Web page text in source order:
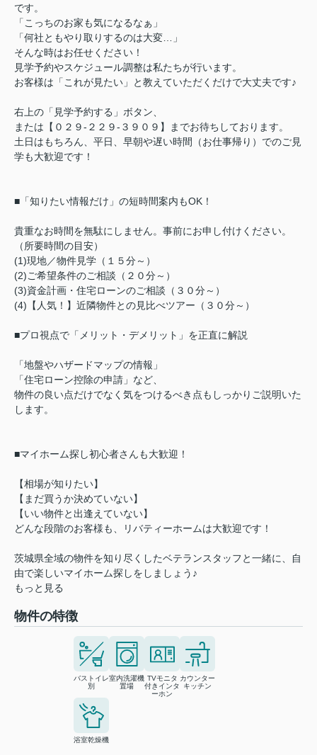
です。
「こっちのお家も気になるなぁ」
「何社ともやり取りするのは大変…」
そんな時はお任せください！
見学予約やスケジュール調整は私たちが行います。
お客様は「これが見たい」と教えていただくだけで大丈夫です♪
右上の「見学予約する」ボタン、
または【０２９-２２９-３９０９】までお待ちしております。
土日はもちろん、平日、早朝や遅い時間（お仕事帰り）でのご見
学も大歓迎です！
■「知りたい情報だけ」の短時間案内もOK！
貴重なお時間を無駄にしません。事前にお申し付けください。
（所要時間の目安）
(1)現地／物件見学（１５分～）
(2)ご希望条件のご相談（２０分～）
(3)資金計画・住宅ローンのご相談（３０分～）
(4)【人気！】近隣物件との見比べツアー（３０分～）
■プロ視点で「メリット・デメリット」を正直に解説
「地盤やハザードマップの情報」
「住宅ローン控除の申請」など、
物件の良い点だけでなく気をつけるべき点もしっかりご説明いた
します。
■マイホーム探し初心者さんも大歓迎！
【相場が知りたい】
【まだ買うか決めていない】
【いい物件と出逢えていない】
どんな段階のお客様も、リバティーホームは大歓迎です！
茨城県全域の物件を知り尽くしたベテランスタッフと一緒に、自
由で楽しいマイホーム探しをしましょう♪
もっと見る
物件の特徴
バストイレ
別
室内洗濯機
置場
TVモニタ
付きインタ
ーホン
カウンター
キッチン
浴室乾燥機